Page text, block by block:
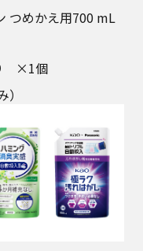
つめかえ用700 mL
×1個
）